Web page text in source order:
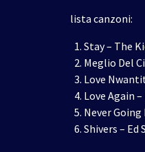
lista canzoni:
Stay – The
Meglio Del
Love
Love Again –
Never Going
Shivers – Ed